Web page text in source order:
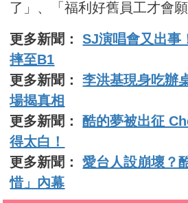
了」、「福利好舊員工才會願
更多新聞：SJ演唱會又出事
摔至B1
更多新聞：李洪基現身吃辦
場揭真相
更多新聞：酷的夢被出征
得太白！
更多新聞：愛台人設崩壞？
惜」內幕